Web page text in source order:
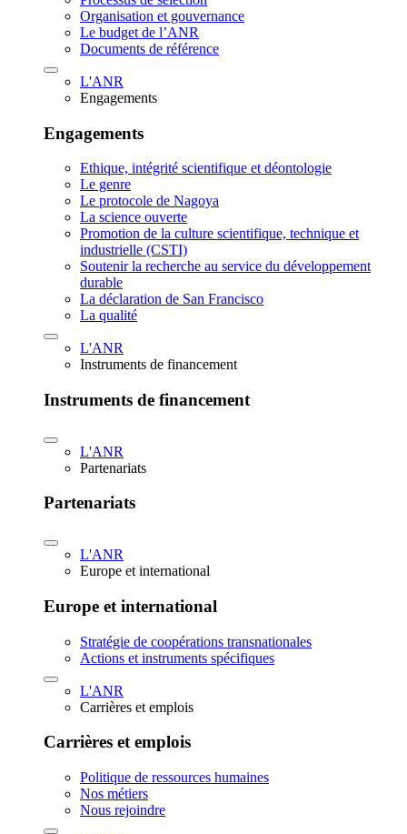
Organisation et gouvernance
Le budget de l’ANR
Documents de référence
L'ANR
Engagements
Engagements
Ethique, intégrité scientifique et déontologie
Le genre
Le protocole de Nagoya
La science ouverte
Promotion de la culture scientifique, technique et
industrielle (CSTI)
Soutenir la recherche au service du développement
durable
La déclaration de San Francisco
La qualité
L'ANR
Instruments de financement
Instruments de financement
L'ANR
Partenariats
Partenariats
L'ANR
Europe et international
Europe et international
Stratégie de coopérations transnationales
Actions et instruments spécifiques
L'ANR
Carrières et emplois
Carrières et emplois
Politique de ressources humaines
Nos métiers
Nous rejoindre